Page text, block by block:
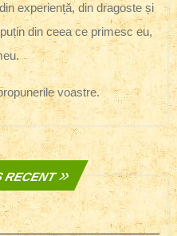
experiență, din dragoste și
din ceea ce primesc eu,
voastre.
RECENT